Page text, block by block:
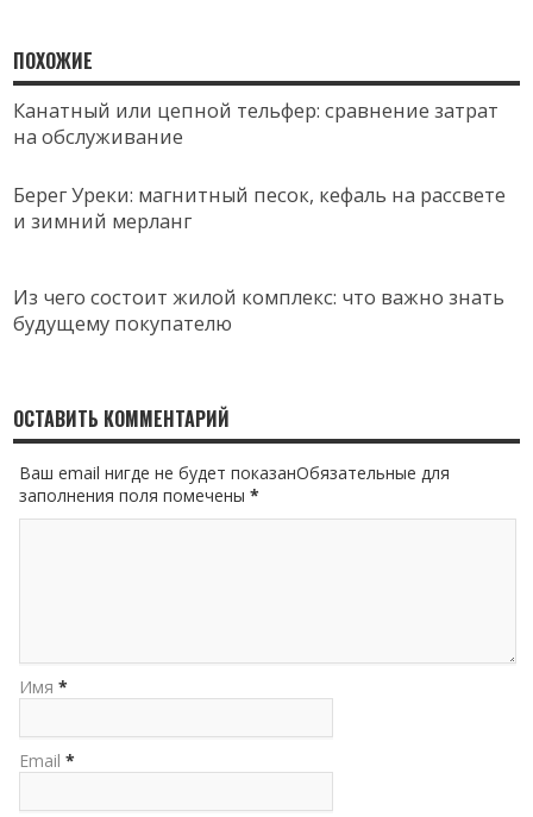
ПОХОЖИЕ
Канатный или цепной тельфер: сравнение затрат
на обслуживание
Берег Уреки: магнитный песок, кефаль на рассвете
и зимний мерланг
Из чего состоит жилой комплекс: что важно знать
будущему покупателю
ОСТАВИТЬ КОММЕНТАРИЙ
Ваш email нигде не будет показанОбязательные для
заполнения поля помечены*
Имя *
Email *